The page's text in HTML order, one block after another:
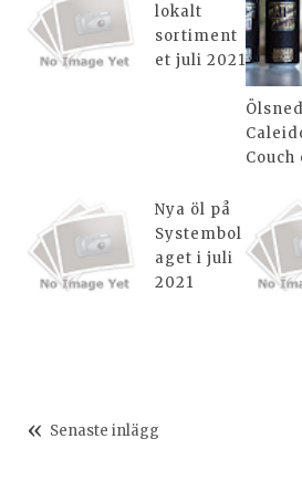
lokalt
sortiment
et juli 2021
Nya öl på
Systembol
aget i juli
2021
Senaste inlägg